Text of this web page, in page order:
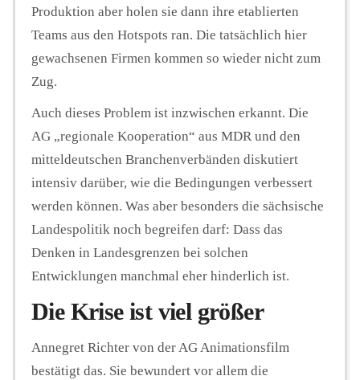
Produktion aber holen sie dann ihre etablierten
Teams aus den Hotspots ran. Die tatsächlich hier
gewachsenen Firmen kommen so wieder nicht zum
Zug.
Auch dieses Problem ist inzwischen erkannt. Die
AG „regionale Kooperation“ aus MDR und den
mitteldeutschen Branchenverbänden diskutiert
intensiv darüber, wie die Bedingungen verbessert
werden können. Was aber besonders die sächsische
Landespolitik noch begreifen darf: Dass das
Denken in Landesgrenzen bei solchen
Entwicklungen manchmal eher hinderlich ist.
Die Krise ist viel größer
Annegret Richter von der AG Animationsfilm
bestätigt das. Sie bewundert vor allem die